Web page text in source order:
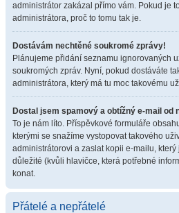
administrátor zakázal přímo vám. Pokud je
administrátora, proč to tomu tak je.
Dostávám nechtěné soukromé zprávy!
Plánujeme přidání seznamu ignorovaných
soukromých zpráv. Nyní, pokud dostáváte
administrátora, který má tu moc takovému
Dostal jsem spamový a obtížný e-mail od
To je nám líto. Příspěvkové formuláře
kterými se snažíme vystopovat takového
administrátorovi a zaslat kopii e-mailu,
důležité (kvůli hlavičce, která potřebné
konat.
Přátelé a nepřátelé